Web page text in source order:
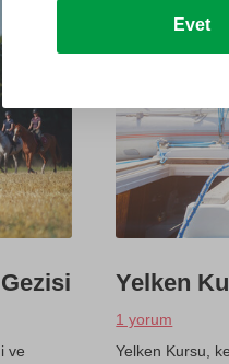
ve
Yelken
1 yorum
Yelken Kursu,
Evet